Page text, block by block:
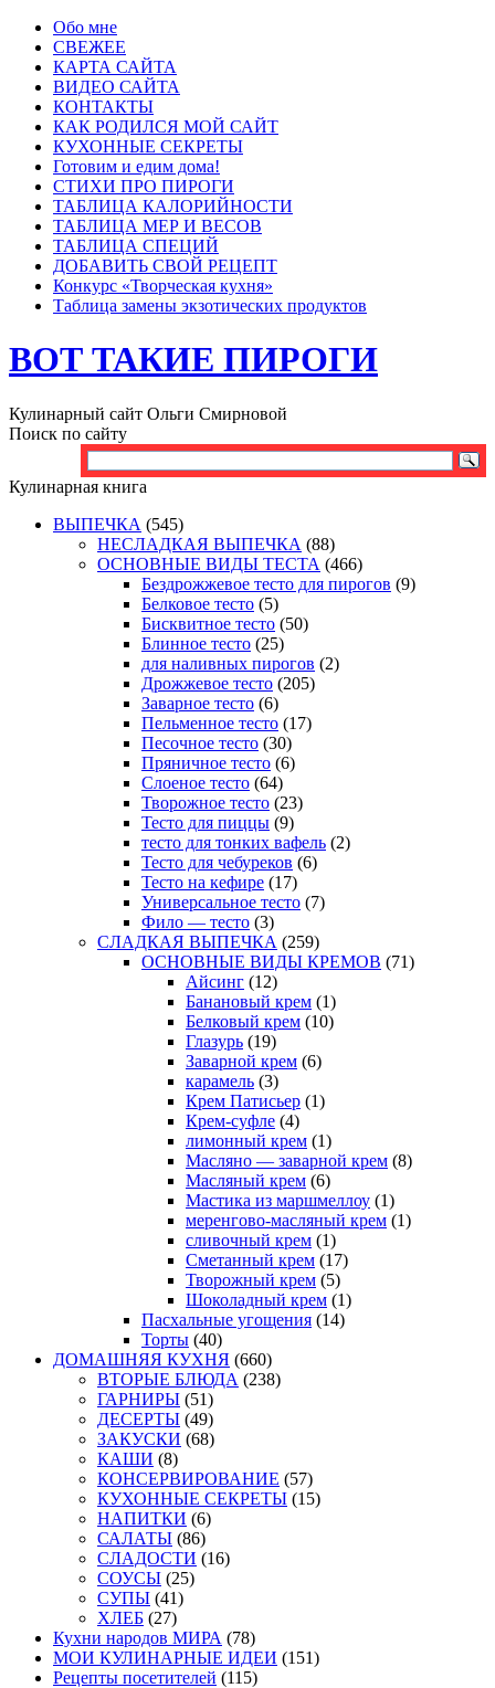
Обо мне
СВЕЖЕЕ
КАРТА САЙТА
ВИДЕО САЙТА
КОНТАКТЫ
КАК РОДИЛСЯ МОЙ САЙТ
КУХОННЫЕ СЕКРЕТЫ
Готовим и едим дома!
СТИХИ ПРО ПИРОГИ
ТАБЛИЦА КАЛОРИЙНОСТИ
ТАБЛИЦА МЕР И ВЕСОВ
ТАБЛИЦА СПЕЦИЙ
ДОБАВИТЬ СВОЙ РЕЦЕПТ
Конкурс «Творческая кухня»
Таблица замены экзотических продуктов
ВОТ ТАКИЕ ПИРОГИ
Кулинарный сайт Ольги Смирновой
Поиск по сайту
Кулинарная книга
ВЫПЕЧКА (545)
НЕСЛАДКАЯ ВЫПЕЧКА (88)
ОСНОВНЫЕ ВИДЫ ТЕСТА (466)
Бездрожжевое тесто для пирогов (9)
Белковое тесто (5)
Бисквитное тесто (50)
Блинное тесто (25)
для наливных пирогов (2)
Дрожжевое тесто (205)
Заварное тесто (6)
Пельменное тесто (17)
Песочное тесто (30)
Пряничное тесто (6)
Слоеное тесто (64)
Творожное тесто (23)
Тесто для пиццы (9)
тесто для тонких вафель (2)
Тесто для чебуреков (6)
Тесто на кефире (17)
Универсальное тесто (7)
Фило — тесто (3)
СЛАДКАЯ ВЫПЕЧКА (259)
ОСНОВНЫЕ ВИДЫ КРЕМОВ (71)
Айсинг (12)
Банановый крем (1)
Белковый крем (10)
Глазурь (19)
Заварной крем (6)
карамель (3)
Крем Патисьер (1)
Крем-суфле (4)
лимонный крем (1)
Масляно — заварной крем (8)
Масляный крем (6)
Мастика из маршмеллоу (1)
меренгово-масляный крем (1)
сливочный крем (1)
Сметанный крем (17)
Творожный крем (5)
Шоколадный крем (1)
Пасхальные угощения (14)
Торты (40)
ДОМАШНЯЯ КУХНЯ (660)
ВТОРЫЕ БЛЮДА (238)
ГАРНИРЫ (51)
ДЕСЕРТЫ (49)
ЗАКУСКИ (68)
КАШИ (8)
КОНСЕРВИРОВАНИЕ (57)
КУХОННЫЕ СЕКРЕТЫ (15)
НАПИТКИ (6)
САЛАТЫ (86)
СЛАДОСТИ (16)
СОУСЫ (25)
СУПЫ (41)
ХЛЕБ (27)
Кухни народов МИРА (78)
МОИ КУЛИНАРНЫЕ ИДЕИ (151)
Рецепты посетителей (115)